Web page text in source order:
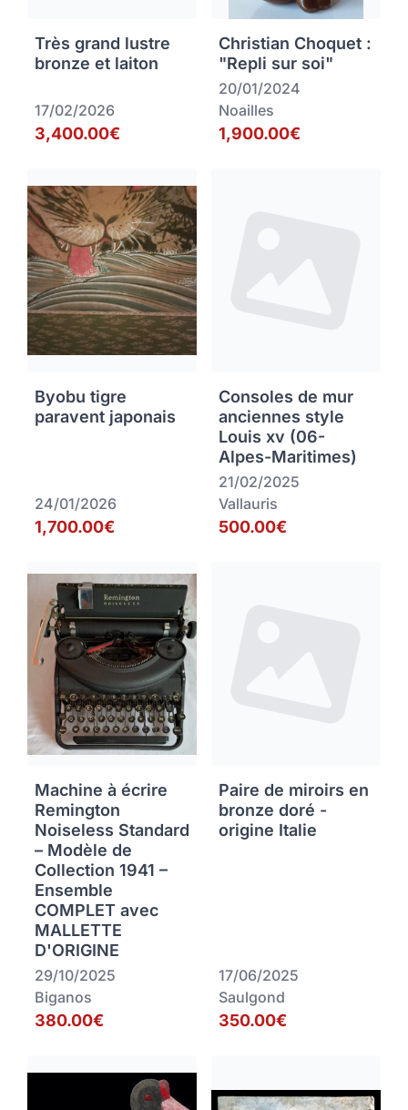
Très grand lustre
bronze et laiton
17/02/2026
3,400.00€
Christian Choquet :
"Repli sur soi"
20/01/2024
Noailles
1,900.00€
Byobu tigre
paravent japonais
24/01/2026
1,700.00€
Consoles de mur
anciennes style
Louis xv (06-
Alpes-Maritimes)
21/02/2025
Vallauris
500.00€
Machine à écrire
Remington
Noiseless Standard
– Modèle de
Collection 1941 –
Ensemble
COMPLET avec
MALLETTE
D'ORIGINE
29/10/2025
Biganos
380.00€
Paire de miroirs en
bronze doré -
origine Italie
17/06/2025
Saulgond
350.00€